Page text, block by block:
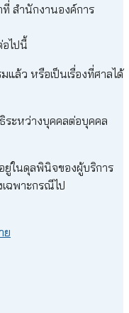
สำนักงานองค์การ
อไปนี้
แล้ว หรือเป็นเรื่องที่ศาลได้
ระหว่างบุคคลต่อบุคคล
ยู่ในดุลพินิจของผู้บริการ
ฉพาะกรณีไป
ย